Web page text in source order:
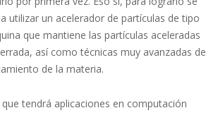
utilizar un acelerador de partículas de tipo
que mantiene las partículas aceleradas
así como técnicas muy avanzadas de
de la materia.
tendrá aplicaciones en computación